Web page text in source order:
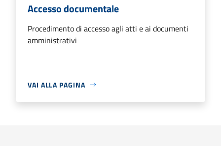
Accesso documentale
Procedimento di accesso agli atti e ai documenti
amministrativi
VAI ALLA PAGINA